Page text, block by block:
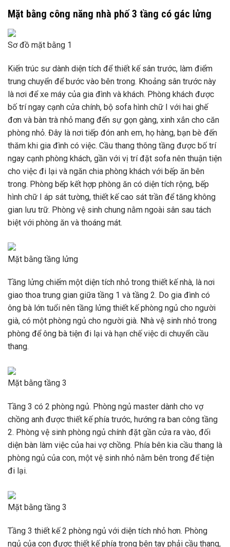
Mặt bằng công năng nhà phố 3 tầng có gác lửng
Sơ đồ mặt bằng 1
Kiến trúc sư dành diện tích để thiết kế sân trước, làm điểm
trung chuyển để bước vào bên trong. Khoảng sân trước này
là nơi để xe máy của gia đình và khách. Phòng khách được
bố trí ngay cạnh cửa chính, bộ sofa hình chữ I với hai ghế
đơn và bàn trà nhỏ mang đến sự gọn gàng, xinh xắn cho căn
phòng nhỏ. Đây là nơi tiếp đón anh em, họ hàng, bạn bè đến
thăm khi gia đình có việc. Cầu thang thông tầng được bố trí
ngay cạnh phòng khách, gần với vị trí đặt sofa nên thuận tiện
cho việc đi lại và ngăn chia phòng khách với bếp ăn bên
trong. Phòng bếp kết hợp phòng ăn có diện tích rộng, bếp
hình chữ I áp sát tường, thiết kế cao sát trần để tăng không
gian lưu trữ. Phòng vệ sinh chung nằm ngoài sân sau tách
biệt với phòng ăn và thoáng mát.
Mặt bằng tầng lửng
Tầng lửng chiếm một diện tích nhỏ trong thiết kế nhà, là nơi
giao thoa trung gian giữa tầng 1 và tầng 2. Do gia đình có
ông bà lớn tuổi nên tầng lửng thiết kế phòng ngủ cho người
già, có một phòng ngủ cho người già. Nhà vệ sinh nhỏ trong
phòng để ông bà tiện đi lại và hạn chế việc di chuyển cầu
thang.
Mặt bằng tầng 3
Tầng 3 có 2 phòng ngủ. Phòng ngủ master dành cho vợ
chồng anh được thiết kế phía trước, hướng ra ban công tầng
2. Phòng vệ sinh phòng ngủ chính đặt gần cửa ra vào, đối
diện bàn làm việc của hai vợ chồng. Phía bên kia cầu thang là
phòng ngủ của con, một vệ sinh nhỏ nằm bên trong để tiện
đi lại.
Mặt bằng tầng 3
Tầng 3 thiết kế 2 phòng ngủ với diện tích nhỏ hơn. Phòng
ngủ của con được thiết kế phía trong bên tay phải cầu thang,